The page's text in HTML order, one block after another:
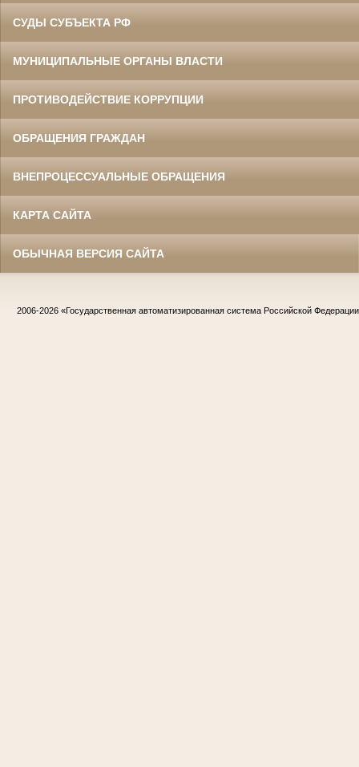
СУДЫ СУБЪЕКТА РФ
МУНИЦИПАЛЬНЫЕ ОРГАНЫ ВЛАСТИ
ПРОТИВОДЕЙСТВИЕ КОРРУПЦИИ
ОБРАЩЕНИЯ ГРАЖДАН
ВНЕПРОЦЕССУАЛЬНЫЕ ОБРАЩЕНИЯ
КАРТА САЙТА
ОБЫЧНАЯ ВЕРСИЯ САЙТА
2006-2026 «Государственная автоматизированная система Российской